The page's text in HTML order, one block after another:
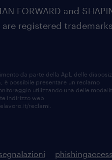
FORWARD and
are registered
da parte della ApL delle
è possibile presentare un reclamo
utilizzando una delle
indirizzo web
reclami
phishing